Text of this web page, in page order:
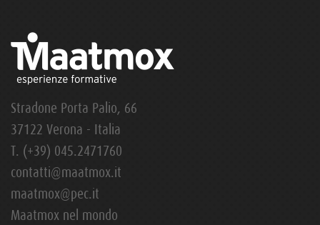
Stradone Porta Palio, 66
37122 Verona - Italia
T. (+39) 045.2471760
contatti@maatmox.it
maatmox@pec.it
Maatmox nel mondo